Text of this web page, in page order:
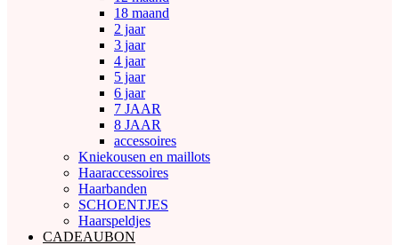
18 maand
2 jaar
3 jaar
4 jaar
5 jaar
6 jaar
7 JAAR
8 JAAR
accessoires
Kniekousen en maillots
Haaraccessoires
Haarbanden
SCHOENTJES
Haarspeldjes
CADEAUBON